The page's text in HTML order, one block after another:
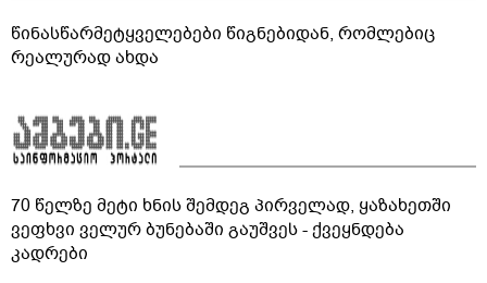
წინასწარმეტყველებები წიგნებიდან, რომლებიც
რეალურად ახდა
70 წელზე მეტი ხნის შემდეგ პირველად, ყაზახეთში
ვეფხვი ველურ ბუნებაში გაუშვეს - ქვეყნდება
კადრები